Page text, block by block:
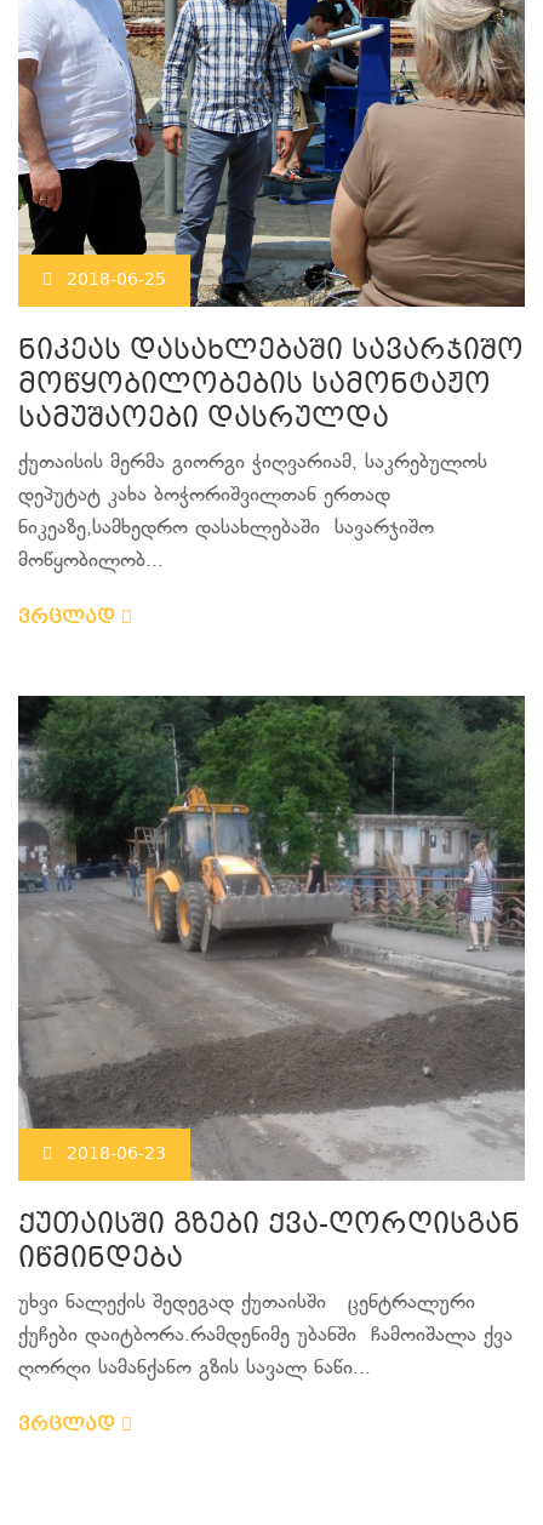
2018-06-25
ნიკეას დასახლებაში სავარჯიშო
მოწყობილობების სამონტაჟო
სამუშაოები დასრულდა
ქუთაისის მერმა გიორგი ჭიღვარიამ, საკრებულოს
დეპუტატ კახა ბოჭორიშვილთან ერთად
ნიკეაზე,სამხედრო დასახლებაში სავარჯიშო
მოწყობილობ...
ვრცლად
2018-06-23
ქუთაისში გზები ქვა-ღორღისგან
იწმინდება
უხვი ნალექის შედეგად ქუთაისში ცენტრალური
ქუჩები დაიტბორა.რამდენიმე უბანში ჩამოიშალა ქვა
ღორღი სამანქანო გზის სავალ ნაწი...
ვრცლად